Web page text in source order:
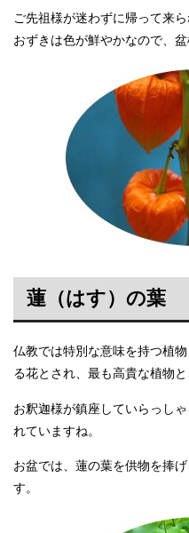
ご先祖様が迷わずに帰って来
おずきは色が鮮やかなので、盆
蓮（はす）の葉
仏教では特別な意味を持つ植
る花とされ、最も高貴な植物と
お釈迦様が鎮座していらっし
れていますね。
お盆では、蓮の葉を供物を捧
す。